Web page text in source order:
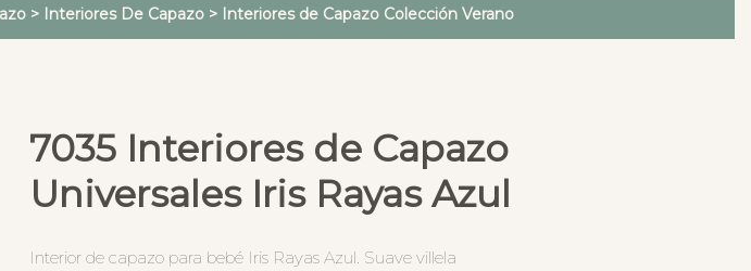
> Interiores De Capazo> Interiores de Capazo Colección Verano
7035 Interiores de Capazo
Universales Iris Rayas Azul
Interior de capazo para bebé Iris Rayas Azul. Suave villela